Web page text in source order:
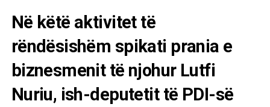
Në këtë aktivitet të
rëndësishëm spikati prania e
biznesmenit të njohur Lutfi
Nuriu, ish-deputetit të PDI-së